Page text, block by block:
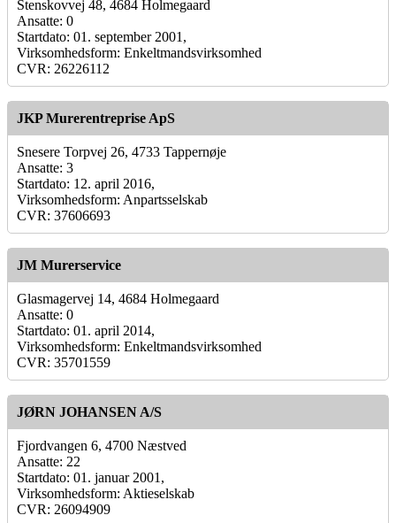
Stenskovvej 48, 4684 Holmegaard
Ansatte: 0
Startdato: 01. september 2001,
Virksomhedsform: Enkeltmandsvirksomhed
CVR: 26226112
JKP Murerentreprise ApS
Snesere Torpvej 26, 4733 Tappernøje
Ansatte: 3
Startdato: 12. april 2016,
Virksomhedsform: Anpartsselskab
CVR: 37606693
JM Murerservice
Glasmagervej 14, 4684 Holmegaard
Ansatte: 0
Startdato: 01. april 2014,
Virksomhedsform: Enkeltmandsvirksomhed
CVR: 35701559
JØRN JOHANSEN A/S
Fjordvangen 6, 4700 Næstved
Ansatte: 22
Startdato: 01. januar 2001,
Virksomhedsform: Aktieselskab
CVR: 26094909